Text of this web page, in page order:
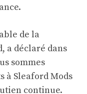
de la
a déclaré dans
sommes
à Sleaford Mods
continue.